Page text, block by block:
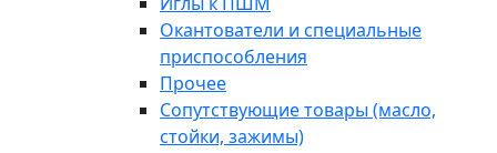
Окантователи и специальные
приспособления
Прочее
Сопутствующие товары (масло,
стойки, зажимы)